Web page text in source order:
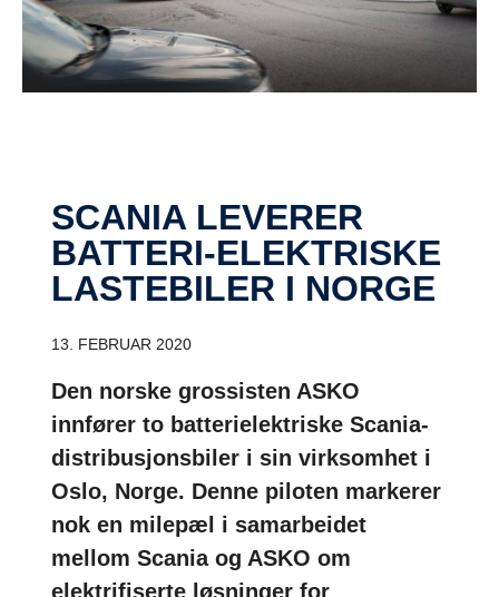
SCANIA LEVERER
BATTERI-ELEKTRISKE
LASTEBILER I NORGE
13. FEBRUAR 2020
Den norske grossisten ASKO
innfører to batterielektriske Scania-
distribusjonsbiler i sin virksomhet i
Oslo, Norge. Denne piloten markerer
nok en milepæl i samarbeidet
mellom Scania og ASKO om
elektrifiserte løsninger for